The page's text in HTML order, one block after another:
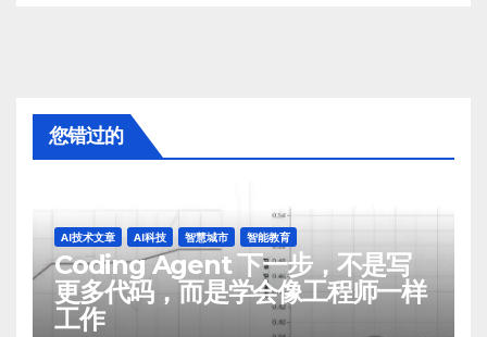
您错过的
AI技术文章 AI科技 智慧城市 智能教育
Coding Agent 下一步，不是写
更多代码，而是学会像工程师一样
工作